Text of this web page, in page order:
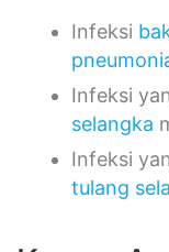
Infeksi
Infeksi
selangka
Infeksi
tulang